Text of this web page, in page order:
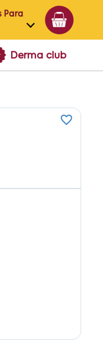
Para
Derma club